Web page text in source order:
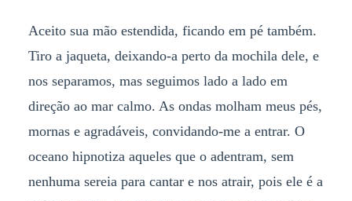
Aceito sua mão estendida, ficando em pé também.
Tiro a jaqueta, deixando-a perto da mochila dele, e
nos separamos, mas seguimos lado a lado em
direção ao mar calmo. As ondas molham meus pés,
mornas e agradáveis, convidando-me a entrar. O
oceano hipnotiza aqueles que o adentram, sem
nenhuma sereia para cantar e nos atrair, pois ele é a